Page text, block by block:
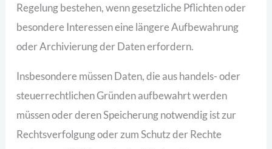
Regelung bestehen, wenn gesetzliche Pflichten oder
besondere Interessen eine längere Aufbewahrung
oder Archivierung der Daten erfordern.
Insbesondere müssen Daten, die aus handels- oder
steuerrechtlichen Gründen aufbewahrt werden
müssen oder deren Speicherung notwendig ist zur
Rechtsverfolgung oder zum Schutz der Rechte